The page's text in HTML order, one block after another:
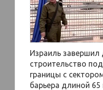
Израиль завершил
строительство
границы с
барьера длиной